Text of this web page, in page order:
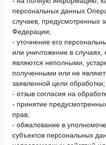
персональных данных
случаев, предусмотренных
Федерации;
- уточнение его
или уничтожение в
являются неполными,
полученными или не
заявленной цели обработки;
- отзыв согласия на
- принятие
прав;
- обжалование в
субъектов персональных